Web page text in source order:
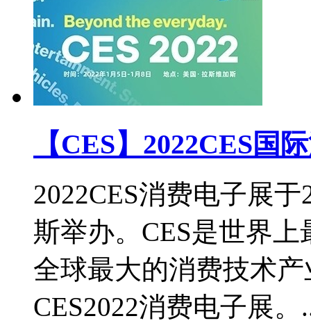
【CES】2022CES国
2022CES消费电子展
斯举办。CES是世界
全球最大的消费技术
CES2022消费电子展。